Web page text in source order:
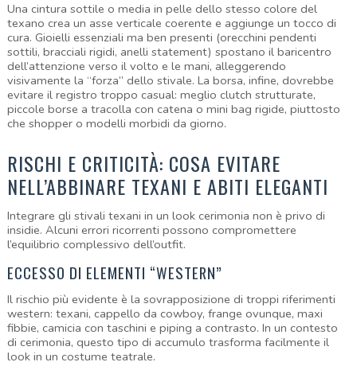
Una cintura sottile o media in pelle dello stesso colore del
texano crea un asse verticale coerente e aggiunge un tocco di
cura. Gioielli essenziali ma ben presenti (orecchini pendenti
sottili, bracciali rigidi, anelli statement) spostano il baricentro
dell’attenzione verso il volto e le mani, alleggerendo
visivamente la “forza” dello stivale. La borsa, infine, dovrebbe
evitare il registro troppo casual: meglio clutch strutturate,
piccole borse a tracolla con catena o mini bag rigide, piuttosto
che shopper o modelli morbidi da giorno.
RISCHI E CRITICITÀ: COSA EVITARE
NELL’ABBINARE TEXANI E ABITI ELEGANTI
Integrare gli stivali texani in un look cerimonia non è privo di
insidie. Alcuni errori ricorrenti possono compromettere
l’equilibrio complessivo dell’outfit.
ECCESSO DI ELEMENTI “WESTERN”
Il rischio più evidente è la sovrapposizione di troppi riferimenti
western: texani, cappello da cowboy, frange ovunque, maxi
fibbie, camicia con taschini e piping a contrasto. In un contesto
di cerimonia, questo tipo di accumulo trasforma facilmente il
look in un costume teatrale.